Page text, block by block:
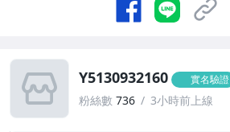
Y5130932160 實名驗證
粉絲數 736 3小時前上線